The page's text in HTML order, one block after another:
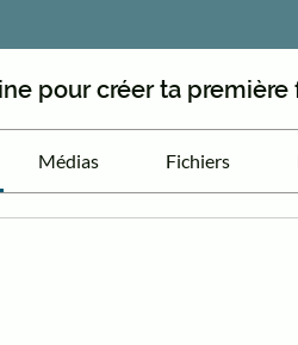
pour créer ta
Médias Fichiers